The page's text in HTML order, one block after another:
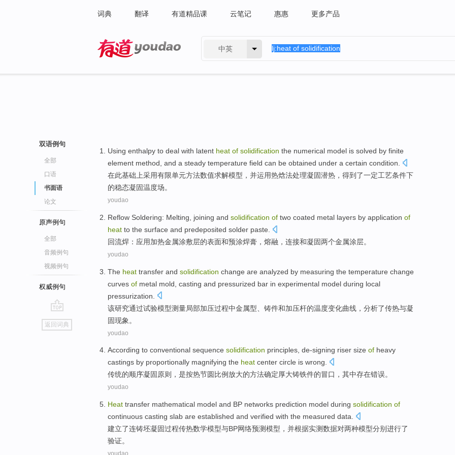
词典 翻译 有道精品课 云笔记 惠惠 更多产品
中英
双语例句
全部
口语
书面语
论文
原声例句
全部
音频例句
视频例句
权威例句
go
top
返回词典
Using enthalpy to deal with latent heat of solidification the numerical model is solved by finite
element method and a steady temperature field can be obtained under a certain condition
在此基础上采用有限单元方法数值求解模型 ， 并运用热焓法处理凝固潜热 ， 得到 了一定工艺条件下
的稳态凝固温度场。
youdao
Reflow Soldering: Melting joining and solidification of two coated metal layers by application of
heat to the surface and predeposited solder paste
回流焊 ： 应用加热金属涂敷层的表面和预涂焊膏 ， 熔融 ， 连接和凝固两个金属涂层。
youdao
The heat transfer and solidification change are analyzed by measuring the temperature change
curves of metal mold casting and pressurized bar in experimental model during local
pressurization
该研究通过试验模型测量局部加压过程中金属型 铸件和加压杆的温度变化曲线 ， 分析了传热与凝
固现象。
youdao
According to conventional sequence solidification principles, de-signing riser size of heavy
castings by proportionally magnifying the heat center circle is wrong.
传统的顺序凝固原则 ，是按热节圆 比例 放大的方法确定厚大铸铁件的冒口，其中存在错误。
youdao
Heat transfer mathematical model and BP networks prediction model during solidification of
continuous casting slab are established and verified with the measured data
建立了连铸坯凝固过程传热数学模型与BP网络预测模型， 并根据实测数据对两种模型分别进行了
验证。
youdao